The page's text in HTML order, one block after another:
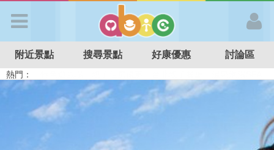
APP登入
首 頁
搜尋景點
附近景點 搜尋景點 好康優惠 討論區
熱門：
特色遊戲場
親子住房優惠 台北親子餐廳 溫泉泡湯SPA